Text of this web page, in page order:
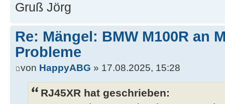
Gruß Jörg
Re: Mängel: BMW M100R an
Probleme
von HappyABG » 17.08.2025, 15:28
RJ45XR hat geschrieben: